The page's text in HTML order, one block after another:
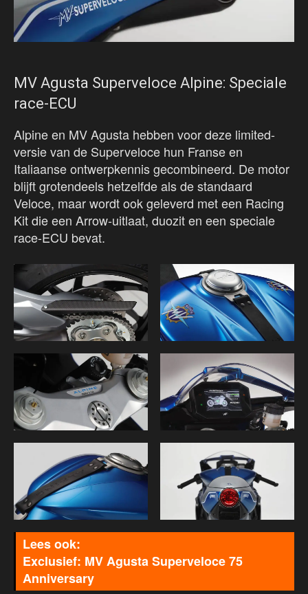
MV Agusta Superveloce Alpine: Speciale
race-ECU
Alpine en MV Agusta hebben voor deze limited-
versie van de Superveloce hun Franse en
Italiaanse ontwerpkennis gecombineerd. De motor
blijft grotendeels hetzelfde als de standaard
Veloce, maar wordt ook geleverd met een Racing
Kit die een Arrow-uitlaat, duozit en een speciale
race-ECU bevat.
Exclusief: MV Agusta Superveloce 75
Anniversary